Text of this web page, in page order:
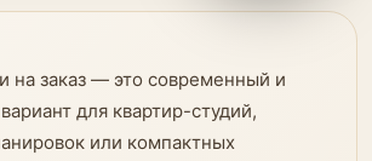
на заказ — это современный и
для квартир-студий,
или компактных